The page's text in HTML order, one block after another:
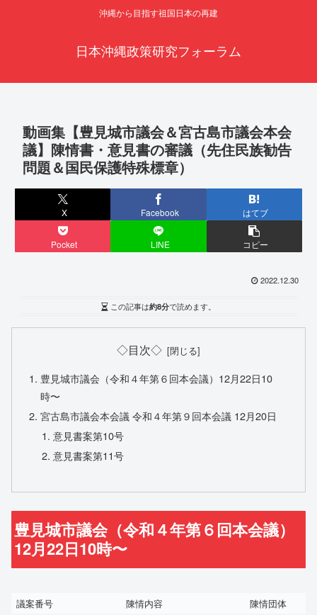
沖縄から目指す祖国日本の再建
日本沖縄政策研究フォーラム
動画集【豊見城市議会＆宮古島市議会本会
議】陳情書・意見書の審議（先住民族勧告
問題＆国民保護特殊標章）
X Facebook はてブ
Pocket LINE コピー
2022.12.30
この記事は約8分で読めます。
◇目次◇
豊見城市議会（令和４年第６回本会議）12月22日10
時〜
宮古島市議会本会議 令和４年第９回本会議 12月20日
意見書案第10号
意見書案第11号
豊見城市議会（令和４年第６回本会議）
12月22日10時〜
議案番号 陳情内容 陳情団体